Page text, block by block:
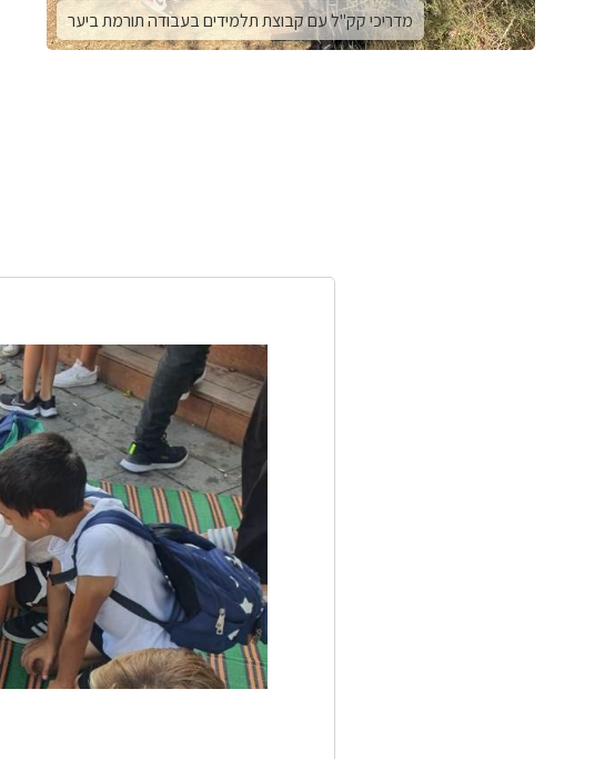
מדריכי קק"ל עם קבוצת תלמידים בעבודה תורמת ביער